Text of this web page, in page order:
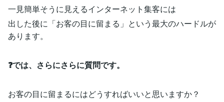
一見簡単そうに見えるインターネット集客には
出した後に「お客の目に留まる」という最大のハードルが
あります。
❓では、さらにさらに質問です。
お客の目に留まるにはどうすればいいと思いますか？